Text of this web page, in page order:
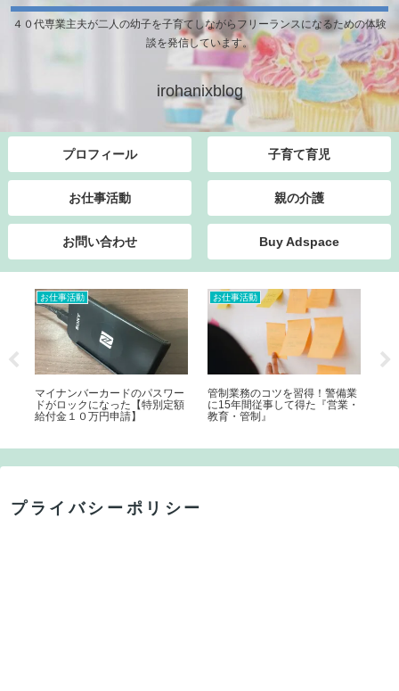
４０代専業主夫が二人の幼子を子育てしながらフリーランスになるための体験
談を発信しています。
irohanixblog
プロフィール 子育て育児
お仕事活動 親の介護
お問い合わせ Buy Adspace
お仕事活動
マイナンバーカードのパスワー
ドがロックになった【特別定額
給付金１０万円申請】
お仕事活動
管制業務のコツを習得！警備業
に15年間従事して得た『営業・
教育・管制』
プライバシーポリシー